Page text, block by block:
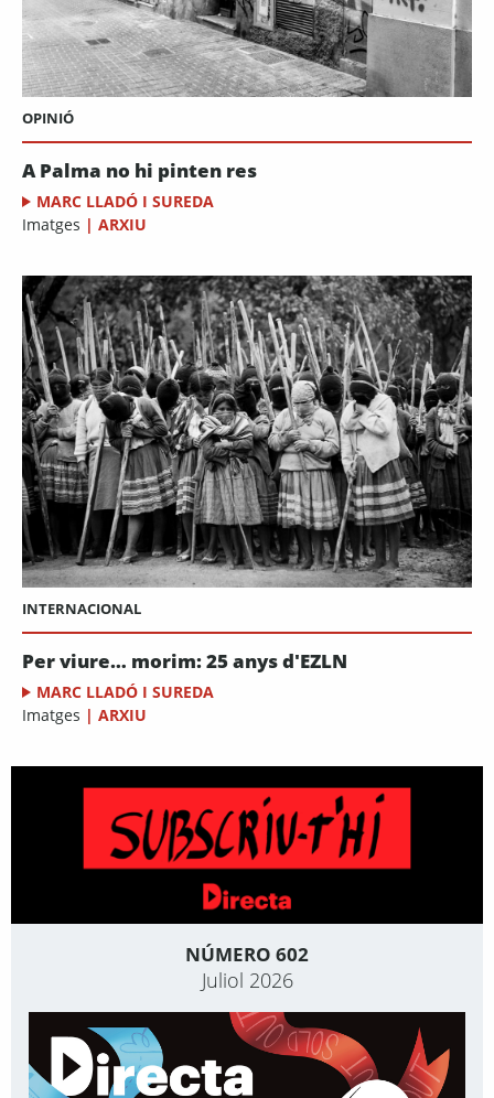
OPINIÓ
A Palma no hi pinten res
MARC LLADÓ I SUREDA
Imatges | ARXIU
INTERNACIONAL
Per viure… morim: 25 anys d'EZLN
MARC LLADÓ I SUREDA
Imatges | ARXIU
NÚMERO 602
Juliol 2026